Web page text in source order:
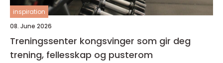
inspiration
08. June 2026
Treningssenter kongsvinger som gir deg
trening, fellesskap og pusterom